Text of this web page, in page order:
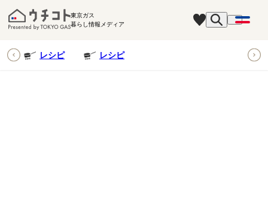
東京ガス
暮らし情報メディア
レシピ レシピ